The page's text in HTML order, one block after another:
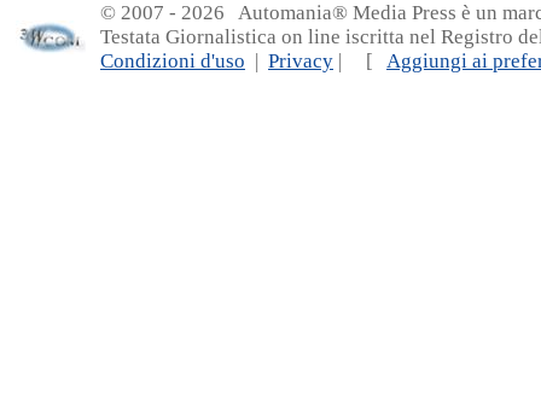
© 2007 - 2026 Automania® Media Press è un
Testata Giornalistica on line iscritta nel Registro
Condizioni d'uso | Privacy | [ Aggiungi ai